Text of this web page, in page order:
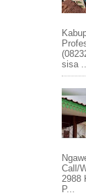
sisa
Call/
2988
P...